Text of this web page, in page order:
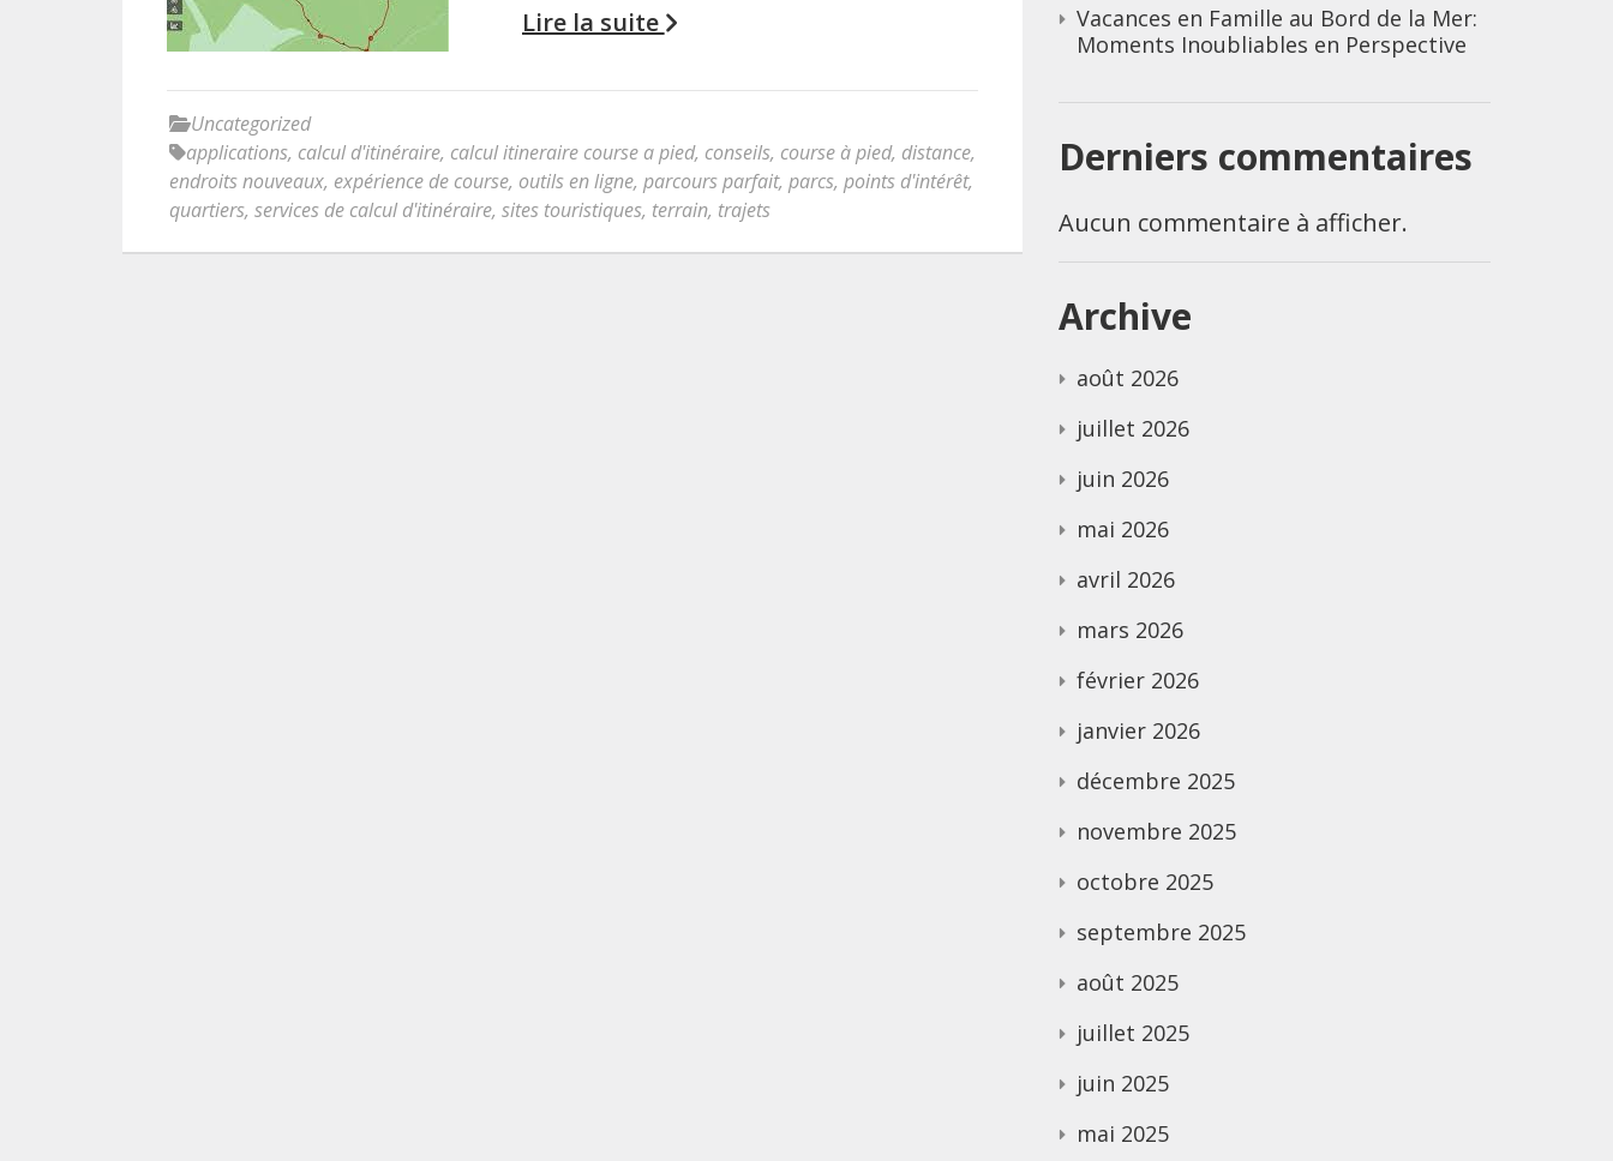
Lire la suite
Uncategorized
applications, calcul d'itinéraire, calcul itineraire course a pied, conseils, course à pied, distance,
endroits nouveaux, expérience de course, outils en ligne, parcours parfait, parcs, points d'intérêt,
quartiers, services de calcul d'itinéraire, sites touristiques, terrain, trajets
Vacances en Famille au Bord de la Mer:
Moments Inoubliables en Perspective
Derniers commentaires
Aucun commentaire à afficher.
Archive
août 2026
juillet 2026
juin 2026
mai 2026
avril 2026
mars 2026
février 2026
janvier 2026
décembre 2025
novembre 2025
octobre 2025
septembre 2025
août 2025
juillet 2025
juin 2025
mai 2025